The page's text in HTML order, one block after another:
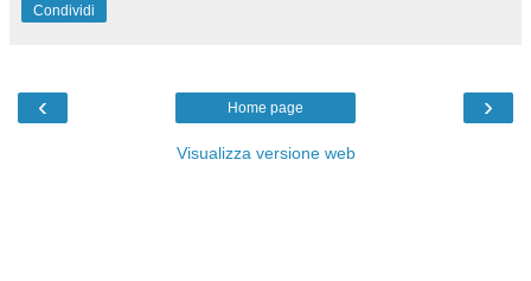
Condividi
‹ ›
Home page
Visualizza versione web